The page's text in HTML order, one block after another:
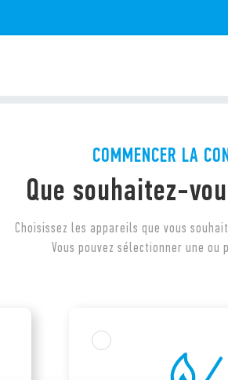
COMMENCER LA
Que souhaitez-
Choisissez les appareils que vous
Vous pouvez sélectionner une